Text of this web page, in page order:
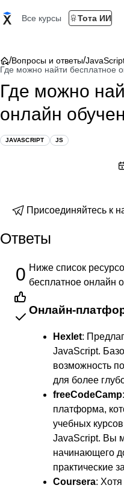
Все курсы Тота ИИ
/Вопросы и ответы/
Где можно найти бесплатное
Где можно
онлайн
JAVASCRIPT JS
Присоединяйтесь к
Ответы
0 Ниже список
бесплатное онлайн
Онлайн-
Hexlet:
JavaScript.
возможность
для более
freeCodeCamp
платформа,
учебных
JavaScript. Вы
начинающего
практические
Coursera: